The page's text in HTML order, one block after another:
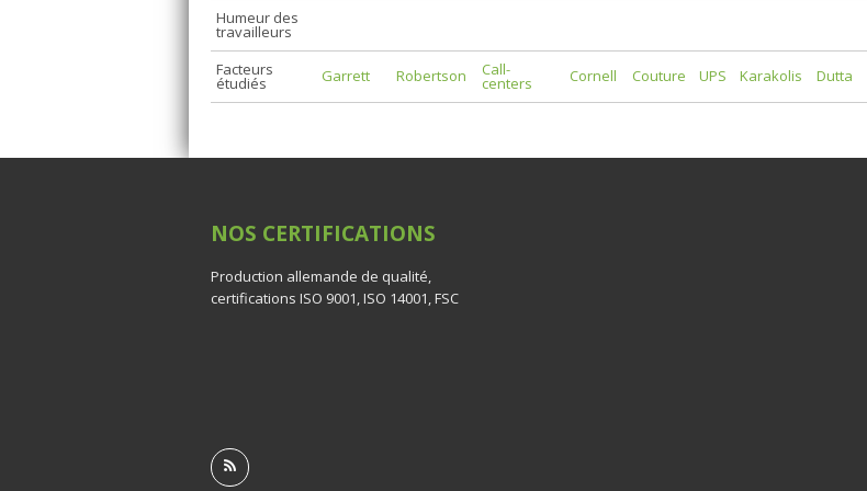
Humeur des
travailleurs
Facteurs
étudiés Garrett Robertson Call-
centers Cornell Couture UPS Karakolis Dutta
NOS CERTIFICATIONS
Production allemande de qualité,
certifications ISO 9001, ISO 14001, FSC